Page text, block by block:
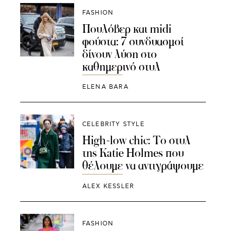
FASHION
Πουλόβερ και midi
φούστα: 7 συνδυασμοί
δίνουν λύση στο
καθημερινό στυλ
ELENA BARA
CELEBRITY STYLE
High-low chic: Το στυλ
της Katie Holmes που
θέλουμε να αντιγράψουμε
ALEX KESSLER
FASHION